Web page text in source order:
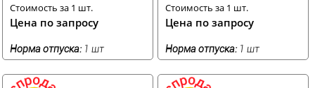
Стоимость за 1 шт.
Цена по запросу
Норма отпуска: 1 шт
Стоимость за 1 шт.
Цена по запросу
Норма отпуска: 1 шт